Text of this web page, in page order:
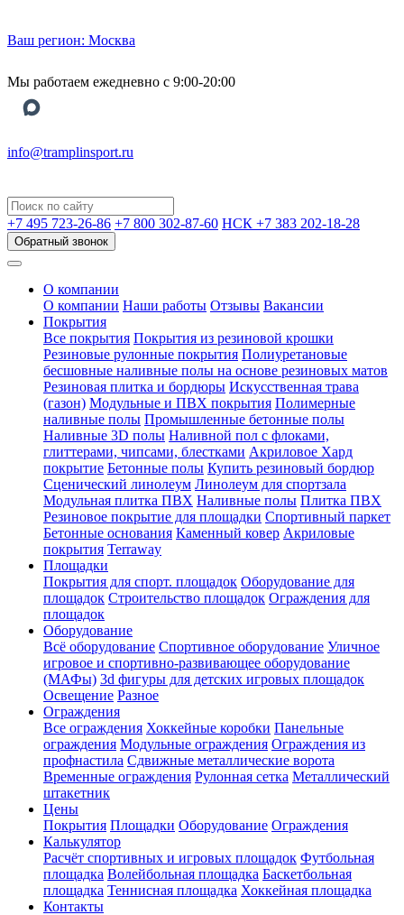
Ваш регион: Москва
Мы работаем ежедневно с 9:00-20:00
info@tramplinsport.ru
+7 495 723-26-86 +7 800 302-87-60 НСК +7 383 202-18-28
Обратный звонок
О компании
О компании Наши работы Отзывы Вакансии
Покрытия
Все покрытия Покрытия из резиновой крошки
Резиновые рулонные покрытия Полиуретановые
бесшовные наливные полы на основе резиновых матов
Резиновая плитка и бордюры Искусственная трава
(газон) Модульные и ПВХ покрытия Полимерные
наливные полы Промышленные бетонные полы
Наливные 3D полы Наливной пол с флоками,
глиттерами, чипсами, блестками Акриловое Хард
покрытие Бетонные полы Купить резиновый бордюр
Сценический линолеум Линолеум для спортзала
Модульная плитка ПВХ Наливные полы Плитка ПВХ
Резиновое покрытие для площадки Спортивный паркет
Бетонные основания Каменный ковер Акриловые
покрытия Terraway
Площадки
Покрытия для спорт. площадок Оборудование для
площадок Строительство площадок Ограждения для
площадок
Оборудование
Всё оборудование Спортивное оборудование Уличное
игровое и спортивно-развивающее оборудование
(МАФы) 3d фигуры для детских игровых площадок
Освещение Разное
Ограждения
Все ограждения Хоккейные коробки Панельные
ограждения Модульные ограждения Ограждения из
профнастила Сдвижные металлические ворота
Временные ограждения Рулонная сетка Металлический
штакетник
Цены
Покрытия Площадки Оборудование Ограждения
Калькулятор
Расчёт спортивных и игровых площадок Футбольная
площадка Волейбольная площадка Баскетбольная
площадка Теннисная площадка Хоккейная площадка
Контакты